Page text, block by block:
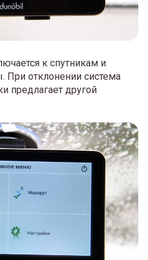
к спутникам и
отклонении система
предлагает другой